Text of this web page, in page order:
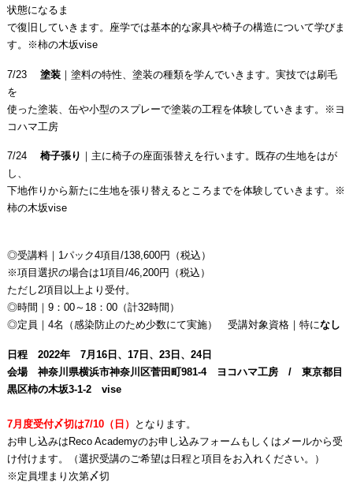
状態になるま
で復旧していきます。座学では基本的な家具や椅子の構造について学びま
す。※柿の木坂vise
7/23 塗装｜塗料の特性、塗装の種類を学んでいきます。実技では刷毛
を
使った塗装、缶や小型のスプレーで塗装の工程を体験していきます。※ヨ
コハマ工房
7/24 椅子張り ｜主に椅子の座面張替えを行います。既存の生地をはが
し、
下地作りから新たに生地を張り替えるところまでを体験していきます。※
柿の木坂vise
◎受講料｜1パック4項目/138,600円（税込）
※項目選択の場合は1項目/46,200円（税込）
ただし2項目以上より受付。
◎時間｜9：00～18：00（計32時間）
◎定員｜4名（感染防止のため少数にて実施） 受講対象資格｜特になし
日程 2022年 7月16日、17日、23日、24日
会場 神奈川県横浜市神奈川区菅田町981-4 ヨコハマ工房 / 東京都目
黒区柿の木坂3-1-2 vise
7月度受付〆切は7/10（日）
となります。
お申し込みはReco Academyのお申し込みフォームもしくはメールから受
け付けます。（選択受講のご希望は日程と項目をお入れください。）
※定員埋まり次第〆切